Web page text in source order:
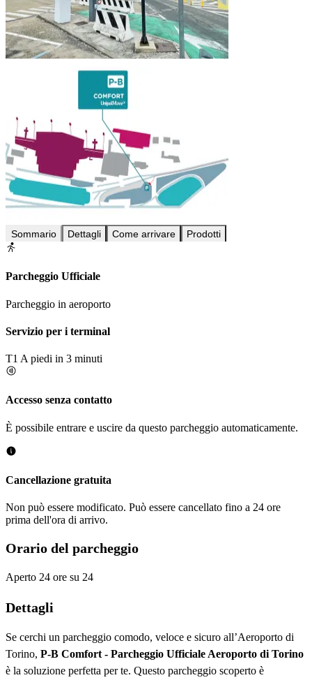
Sommario Dettagli Come arrivare Prodotti
Parcheggio Ufficiale
Parcheggio in aeroporto
Servizio per i terminal
T1 A piedi in 3 minuti
Accesso senza contatto
È possibile entrare e uscire da questo parcheggio automaticamente.
Cancellazione gratuita
Non può essere modificato. Può essere cancellato fino a 24 ore
prima dell'ora di arrivo.
Orario del parcheggio
Aperto 24 ore su 24
Dettagli
Se cerchi un parcheggio comodo, veloce e sicuro all’Aeroporto di
Torino, P-B Comfort - Parcheggio Ufficiale Aeroporto di Torino
è la soluzione perfetta per te. Questo parcheggio scoperto è